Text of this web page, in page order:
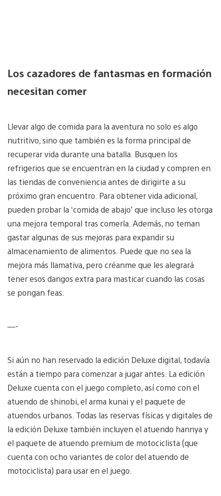
Los cazadores de fantasmas en formación
necesitan comer
Llevar algo de comida para la aventura no solo es algo
nutritivo, sino que también es la forma principal de
recuperar vida durante una batalla. Busquen los
refrigerios que se encuentran en la ciudad y compren en
las tiendas de conveniencia antes de dirigirte a su
próximo gran encuentro. Para obtener vida adicional,
pueden probar la ‘comida de abajo’ que incluso les otorga
una mejora temporal tras comerla. Además, no teman
gastar algunas de sus mejoras para expandir su
almacenamiento de alimentos. Puede que no sea la
mejora más llamativa, pero créanme que les alegrará
tener esos dangos extra para masticar cuando las cosas
se pongan feas.
—-
Si aún no han reservado la edición Deluxe digital, todavía
están a tiempo para comenzar a jugar antes. La edición
Deluxe cuenta con el juego completo, así como con el
atuendo de shinobi, el arma kunai y el paquete de
atuendos urbanos. Todas las reservas físicas y digitales de
la edición Deluxe también incluyen el atuendo hannya y
el paquete de atuendo premium de motociclista (que
cuenta con ocho variantes de color del atuendo de
motociclista) para usar en el juego.